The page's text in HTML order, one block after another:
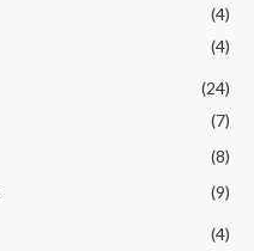
(4)
(4)
(24)
(7)
(8)
(9)
(4)